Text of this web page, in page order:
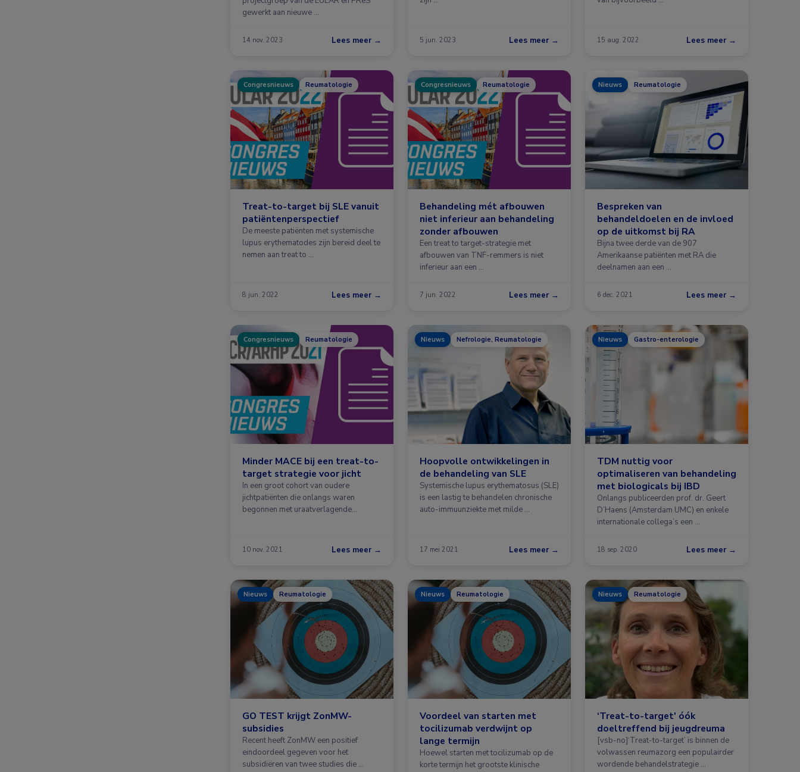
gewerkt aan nieuwe …
14 nov. 2023 Lees meer → 5 jun. 2023 Lees meer → 15 aug. 2022 Lees meer →
Congresnieuws Reumatologie
Treat-to-target bij SLE vanuit
patiëntenperspectief
De meeste patiënten met systemische
lupus erythematodes zijn bereid deel te
nemen aan treat to …
8 jun. 2022 Lees meer →
Congresnieuws Reumatologie
Behandeling mét afbouwen
niet inferieur aan behandeling
zonder afbouwen
Een treat to target-strategie met
afbouwen van TNF-remmers is niet
inferieur aan een …
7 jun. 2022 Lees meer →
Nieuws Reumatologie
Bespreken van
behandeldoelen en de invloed
op de uitkomst bij RA
Bijna twee derde van de 907
Amerikaanse patiënten met RA die
deelnamen aan een …
6 dec. 2021 Lees meer →
Congresnieuws Reumatologie
Minder MACE bij een treat-to-
target strategie voor jicht
In een groot cohort van oudere
jichtpatiënten die onlangs waren
begonnen met uraatverlagende
10 nov. 2021 Lees meer →
Nieuws Nefrologie, Reumatologie
Hoopvolle ontwikkelingen in
de behandeling van SLE
Systemische lupus erythematosus (SLE)
is een lastig te behandelen chronische
auto-immuunziekte met milde …
17 mei 2021 Lees meer →
Nieuws Gastro-enterologie
TDM nuttig voor
optimaliseren van behandeling
met biologicals bij IBD
Onlangs publiceerden prof. dr. Geert
D’Haens (Amsterdam UMC) en enkele
internationale collega’s een …
18 sep. 2020 Lees meer →
Nieuws Reumatologie
GO TEST krijgt ZonMW-
subsidies
Recent heeft ZonMW een positief
eindoordeel gegeven voor het
subsidiëren van twee studies die …
Nieuws Reumatologie
Voordeel van starten met
tocilizumab verdwijnt op
lange termijn
Hoewel starten met tocilizumab op de
korte termijn het grootste klinische
Nieuws Reumatologie
‘Treat-to-target' óók
doeltreffend bij jeugdreuma
[vsb-no]‘Treat-to-target’ is binnen de
volwassen reumazorg een populairder
wordende behandelstrategie …